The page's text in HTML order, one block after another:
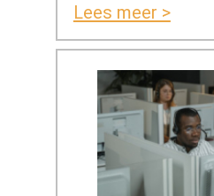
Lees meer >